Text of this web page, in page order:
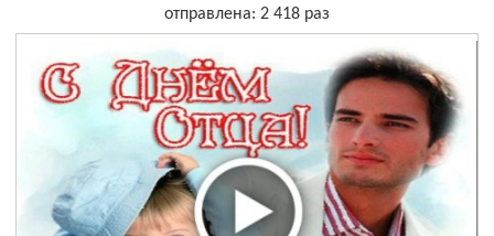
отправлена: 2 418 раз